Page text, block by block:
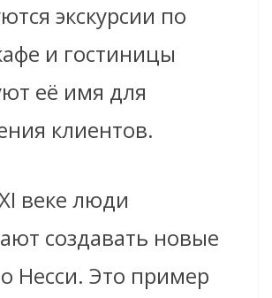
экскурсии по
и гостиницы
её имя для
клиентов.
веке люди
создавать новые
Несси. Это пример